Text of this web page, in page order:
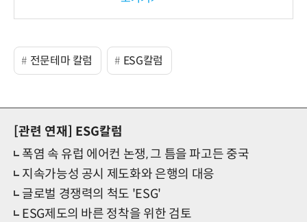
보
전문테마 칼럼 ESG칼럼
[관련 연재] ESG칼럼
폭염 속 유럽 에어컨 논쟁, 그 틈을 파고든 중국
지속가능성 공시 제도화와 은행의 대응
글로벌 경쟁력의 척도 'ESG'
ESG제도의 바른 정착을 위한 검토